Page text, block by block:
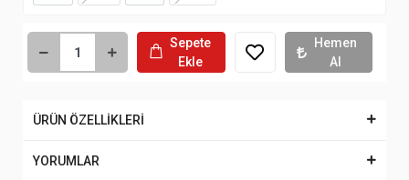
Sepete
Ekle
Hemen
Al
ÜRÜN ÖZELLİKLERİ
YORUMLAR